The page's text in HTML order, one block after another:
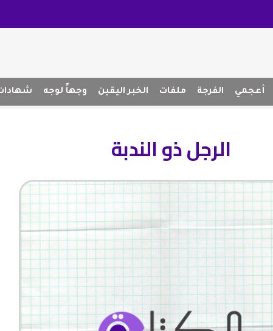
أعجمي الفرجة ملفات الخبر اليقين وجهاً لوجه
الرجل ذو الندبة